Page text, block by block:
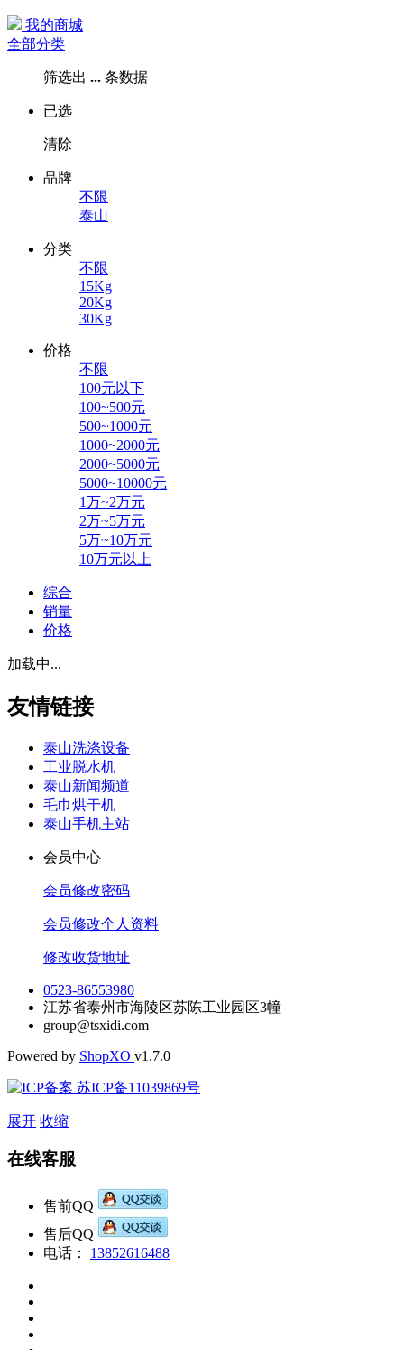
我的商城
全部分类
筛选出 ... 条数据
已选
清除
品牌
不限
泰山
分类
不限
15Kg
20Kg
30Kg
价格
不限
100元以下
100~500元
500~1000元
1000~2000元
2000~5000元
5000~10000元
1万~2万元
2万~5万元
5万~10万元
10万元以上
综合
销量
价格
加载中...
友情链接
泰山洗涤设备
工业脱水机
泰山新闻频道
毛巾烘干机
泰山手机主站
会员中心
会员修改密码
会员修改个人资料
修改收货地址
0523-86553980
江苏省泰州市海陵区苏陈工业园区3幢
group@tsxidi.com
Powered by ShopXO v1.7.0
苏ICP备11039869号
展开 收缩
在线客服
售前QQ
售后QQ
电话：
13852616488